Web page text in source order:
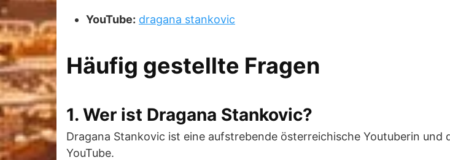
YouTube: dragana stankovic
Häufig gestellte Fragen
1. Wer ist Dragana Stankovic?
Dragana Stankovic ist eine aufstrebende österreichische Youtuberin
YouTube.